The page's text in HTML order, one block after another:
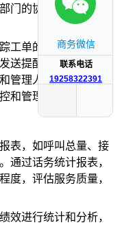
门的协同工作，提高
工单的处理进度，对
送提醒通知，确保工
管理人员可以随时查
和管理。
表，如呼叫总量、接
通过话务统计报表，
度，评估服务质量，
效进行统计和分析，
商务微信
联系电话
19258322391